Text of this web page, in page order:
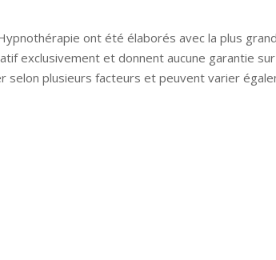
ont été élaborés avec la plus
exclusivement et donnent aucune garantie
plusieurs facteurs et peuvent varier